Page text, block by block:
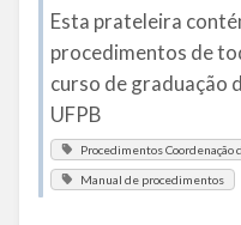
Esta prateleira
procedimentos de
curso de graduação
UFPB
Procedimentos Coordenação
Manual de procedimentos